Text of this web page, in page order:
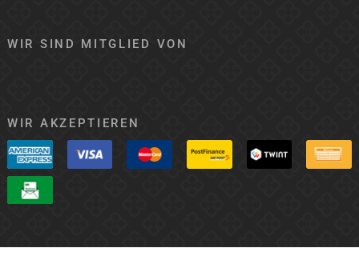
WIR SIND MITGLIED VON
WIR AKZEPTIEREN